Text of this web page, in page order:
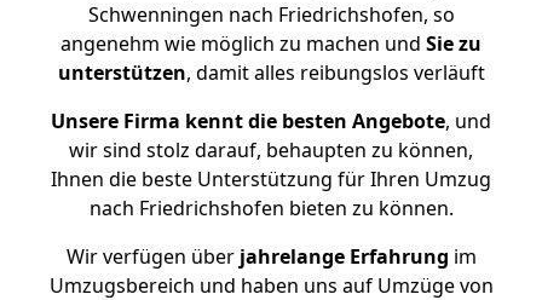
Schwenningen nach Friedrichshofen, so
angenehm wie möglich zu machen und Sie zu
unterstützen, damit alles reibungslos verläuft
Unsere Firma kennt die besten Angebote, und
wir sind stolz darauf, behaupten zu können,
Ihnen die beste Unterstützung für Ihren Umzug
nach Friedrichshofen bieten zu können.
Wir verfügen überjahrelange Erfahrung im
Umzugsbereich und haben uns auf Umzüge von